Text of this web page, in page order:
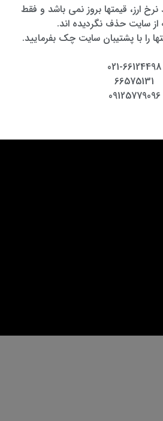
ارز، قیمتها بروز نمی باشد و فقط
سایت حذف نگردیده اند.
را با پشتیبان سایت چک بفرمایید.
021-66124498
66575131
09125779096